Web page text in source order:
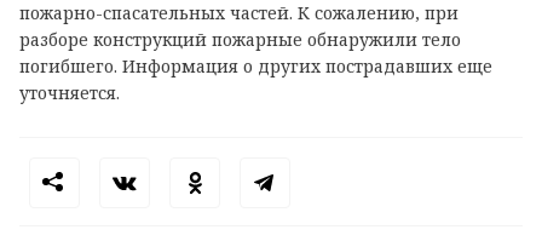
пожарно-спасательных частей. К сожалению, при
разборе конструкций пожарные обнаружили тело
погибшего. Информация о других пострадавших еще
уточняется.